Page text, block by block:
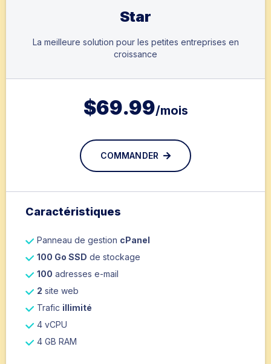
Star
La meilleure solution pour les petites entreprises en
croissance
$69.99/mois
COMMANDER
Caractéristiques
Panneau de gestion cPanel
100 Go SSD de stockage
100 adresses e-mail
2 site web
Trafic illimité
4 vCPU
4 GB RAM